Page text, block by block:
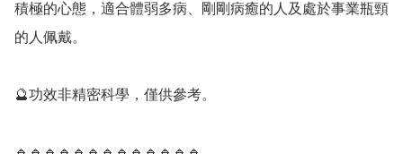
積極的心態，適合體弱多病、剛剛病癒的人及處於事業瓶頸
的人佩戴。
🔮功效非精密科學，僅供參考。